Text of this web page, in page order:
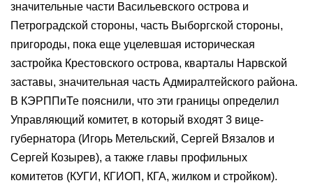
значительные части Васильевского острова и
Петроградской стороны, часть Выборгской стороны,
пригороды, пока еще уцелевшая историческая
застройка Крестовского острова, кварталы Нарвской
заставы, значительная часть Адмиралтейского района.
В КЭРППиТе пояснили, что эти границы определил
Управляющий комитет, в который входят 3 вице-
губернатора (Игорь Метельский, Сергей Вязалов и
Сергей Козырев), а также главы профильных
комитетов (КУГИ, КГИОП, КГА, жилком и стройком).